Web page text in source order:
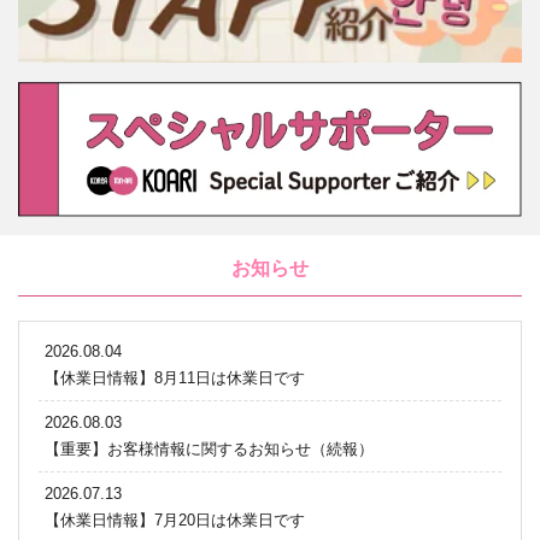
お知らせ
2026.08.04
【休業日情報】8月11日は休業日です
2026.08.03
【重要】お客様情報に関するお知らせ（続報）
2026.07.13
【休業日情報】7月20日は休業日です